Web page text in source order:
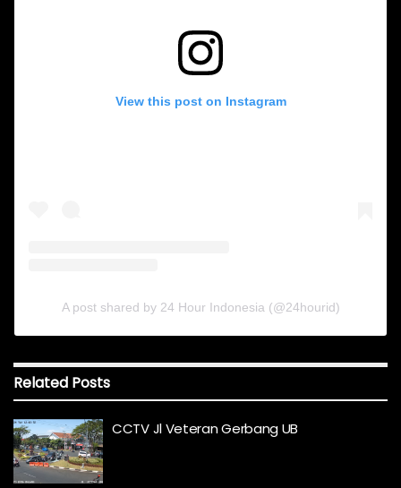
View this post on Instagram
A post shared by 24 Hour Indonesia (@24hourid)
Related Posts
CCTV Jl Veteran Gerbang UB